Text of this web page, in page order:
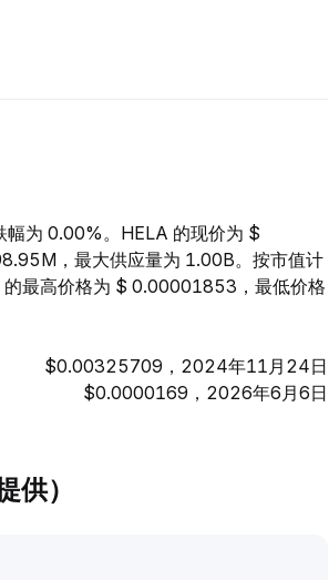
为 0.00%。HELA 的现价为 $
，最大供应量为 1.00B。按市值计
最高价格为 $ 0.00001853，最低价格
$0.00325709，2024年11月24日
$0.0000169，2026年6月6日
）